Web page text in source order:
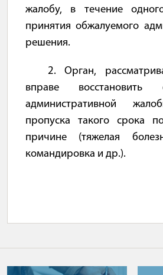
жалобу, в течение
принятия обжалуемого
решения.
2. Орган,
вправе восстановить
административной
пропуска такого срока
причине (тяжелая
командировка и др.).